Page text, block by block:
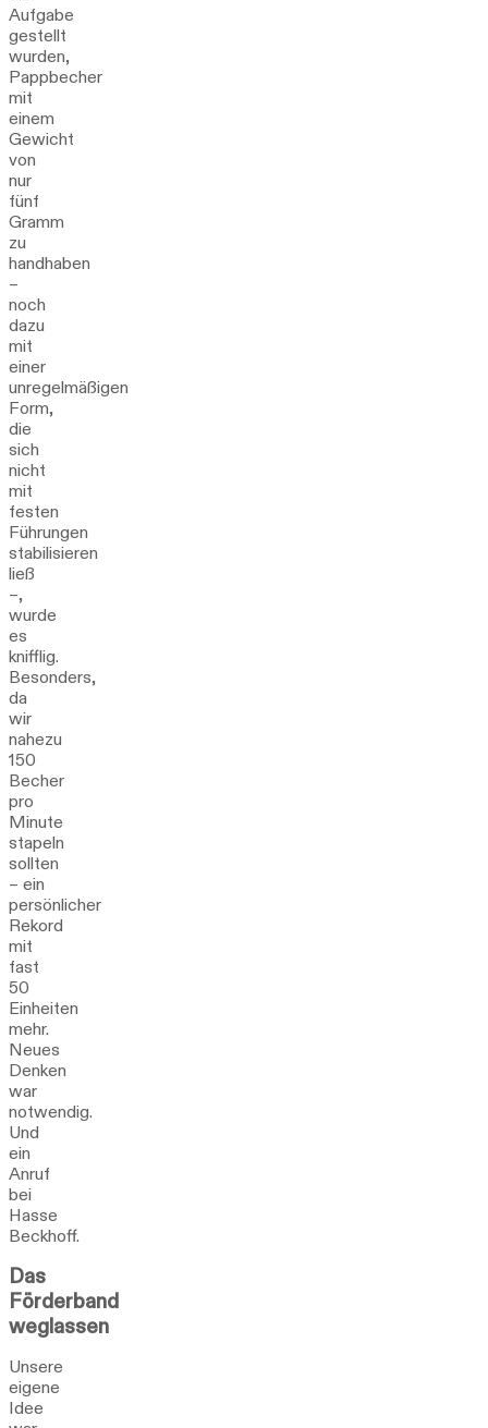
Aufgabe
gestellt
wurden,
Pappbecher
mit
einem
Gewicht
von
nur
fünf
Gramm
zu
handhaben
–
noch
dazu
mit
einer
unregelmäßigen
Form,
die
sich
nicht
mit
festen
Führungen
stabilisieren
ließ
–,
wurde
es
knifflig.
Besonders,
da
wir
nahezu
150
Becher
pro
Minute
stapeln
sollten
– ein
persönlicher
Rekord
mit
fast
50
Einheiten
mehr.
Neues
Denken
war
notwendig.
Und
ein
Anruf
bei
Hasse
Beckhoff.
Das
Förderband
weglassen
Unsere
eigene
Idee